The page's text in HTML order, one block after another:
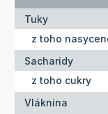
Tuky
z toho
Sacharidy
z toho cukry
Vláknina